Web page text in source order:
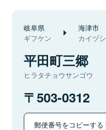
岐阜県
ギフケン
海津市
カイヅシ
平田町三郷
ヒラタチョウサンゴウ
503-0312
郵便番号をコピーする